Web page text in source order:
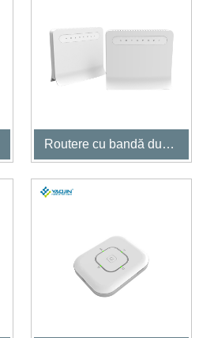
Routere cu bandă duală
LTE CPE de interior